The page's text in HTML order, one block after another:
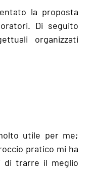
la proposta
Di seguito
organizzati
utile per me;
pratico mi ha
di trarre il meglio